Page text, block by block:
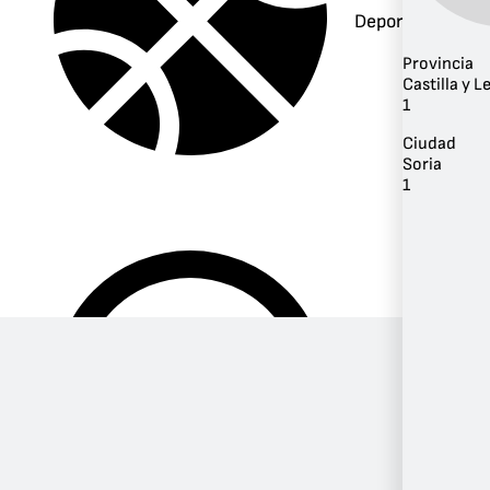
Deportes
Provincia
Castilla y
1
Ciudad
Soria
1